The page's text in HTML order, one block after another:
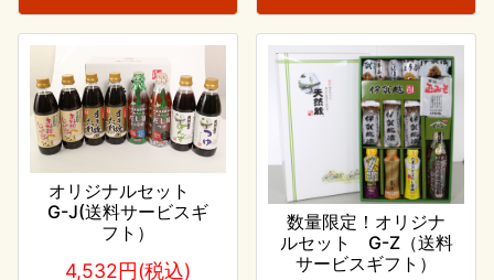
オリジナルセット
G-J(送料サービスギ
フト）
4,532円(税込)
数量限定！オリジナ
ルセット G-Z（送料
サービスギフト）